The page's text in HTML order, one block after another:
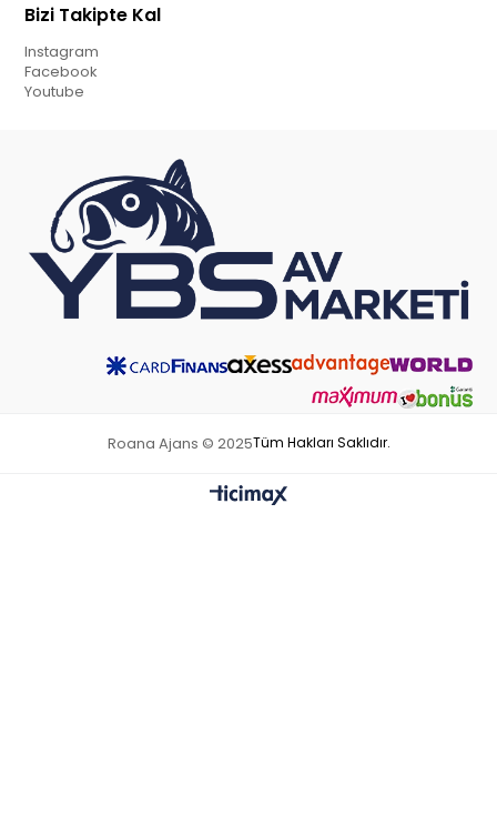
Bizi Takipte Kal
Instagram
Facebook
Youtube
Roana Ajans © 2025Tüm Hakları Saklıdır.